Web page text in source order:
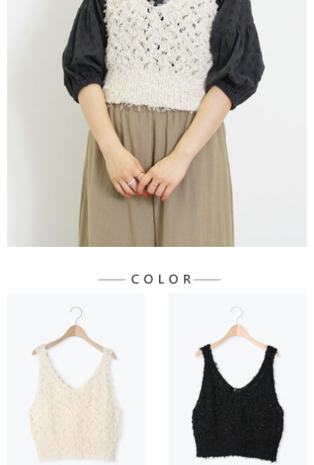
1.本服務係由「台灣大哥大股份有限公司」（以下簡稱本公司）所提供，讓
用戶於交易時，得透過本服務購買商品或服務，並由商店將買賣／分期付款
買賣價金債權讓與本公司後，依約使用本公司帳單繳交帳款。
2.基於同意付款使用「大哥付你分期」之契約關係目的，商店將以您的個人
資料（包含姓名、電話或地址）提供予台灣大哥大進項蒐集、處理及利用，
由本公司與您本人進行分期帳單所需資料之確認、核對及更正。
3.完整用戶服務條款，請詳閱以下連結：https://oppay.tw/userRule
ATM／網路銀行／等多元方式進行付款，方視為交易完成。
※ 請注意：結帳手續完成當下不需立刻繳費，但若您需要取消訂單，請聯絡
購買商品的店家。未經商家同意取消之訂單仍視為有效，需透過AFTEE先享
後付繳納相關費用。
※ 交易是否成功請以「AFTEE先享後付 」之結帳頁面顯示為準，若有關於
是否繳費成功／繳費後需取消欲退款等相關疑問，請聯繫「AFTEE先享後付
客戶支援中心」 https://netprotections.freshdesk.com/support/home
１．透過由恩沛科技股份有限公司提供之「AFTEE先享後付」服務完成之交
易，需依本服務之必要範圍內提供個人資料，並將交易相關給付款項請求債
權轉讓予恩沛科技股份有限公司。
２．關於個人資料處理事宜，請瀏覽以下網址：
https://aftee.tw/terms/#terms3
３．未成年的使用者請事先徵得法定代理人或監護人之同意方可使用
「AFTEE先享後付」，若未經同意申辦者引起之損失，本公司不負相關責
４．使用「AFTEE先享後付」時，將依據個別帳號之用戶狀況，依本公司即
時審查核予不同之上限額度；若仍有額度不足之情形，本公司將視審查結果
請求用戶進行身份認證。
萊爾富取貨付款
每筆NT$60，滿NT$1,500(含以上)免運費
萊爾富純取貨
每筆NT$60，滿NT$1,500(含以上)免運費
每筆NT$60，滿NT$1,500(含以上)免運費
每筆NT$60，滿NT$1,500(含以上)免運費
每筆NT$90，滿NT$1,500(含以上)免運費